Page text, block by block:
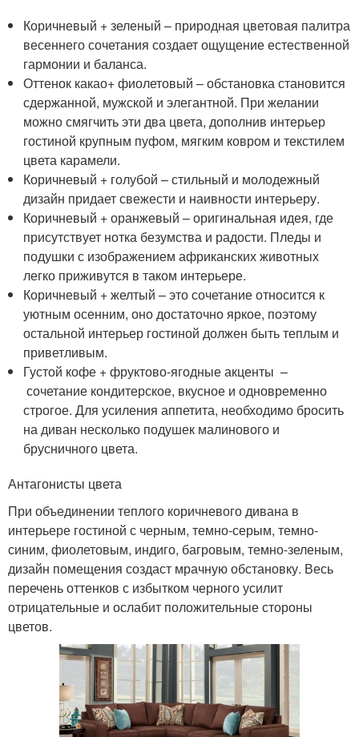
Коричневый + зеленый – природная цветовая палитра
весеннего сочетания создает ощущение естественной
гармонии и баланса.
Оттенок какао+ фиолетовый – обстановка становится
сдержанной, мужской и элегантной. При желании
можно смягчить эти два цвета, дополнив интерьер
гостиной крупным пуфом, мягким ковром и текстилем
цвета карамели.
Коричневый + голубой – стильный и молодежный
дизайн придает свежести и наивности интерьеру.
Коричневый + оранжевый – оригинальная идея, где
присутствует нотка безумства и радости. Пледы и
подушки с изображением африканских животных
легко приживутся в таком интерьере.
Коричневый + желтый – это сочетание относится к
уютным осенним, оно достаточно яркое, поэтому
остальной интерьер гостиной должен быть теплым и
приветливым.
Густой кофе + фруктово-ягодные акценты –
сочетание кондитерское, вкусное и одновременно
строгое. Для усиления аппетита, необходимо бросить
на диван несколько подушек малинового и
брусничного цвета.
Антагонисты цвета
При объединении теплого коричневого дивана в
интерьере гостиной с черным, темно-серым, темно-
синим, фиолетовым, индиго, багровым, темно-зеленым,
дизайн помещения создаст мрачную обстановку. Весь
перечень оттенков с избытком черного усилит
отрицательные и ослабит положительные стороны
цветов.